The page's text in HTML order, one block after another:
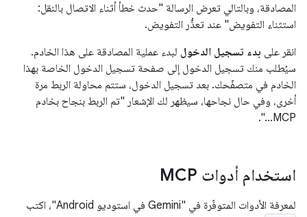
المصادقة، وبالتالي تعرض الرسالة "حدث خطأ أثناء الاتصال بالنقل:
استثناء التفويض" عند تعذُّر التفويض.
انقر على بدء تسجيل الدخول لبدء عملية المصادقة على هذا الخادم.
سيُطلب منك تسجيل الدخول إلى صفحة تسجيل الدخول الخاصة بهذا
الخادم في متصفّحك. بعد تسجيل الدخول، ستتم محاولة الربط مرة
أخرى، وفي حال نجاحها، سيظهر لك الإشعار "تم الربط بنجاح بخادم
MCP...".
استخدام أدوات MCP
لمعرفة الأدوات المتوفّرة في "Gemini في استوديو Android"، اكتب